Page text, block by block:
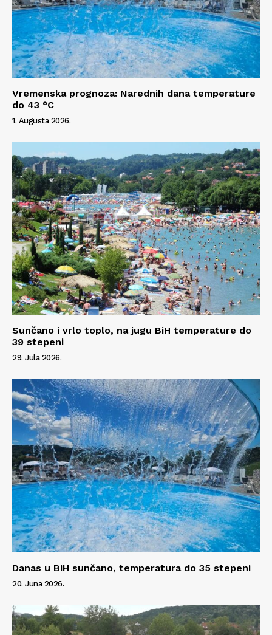
Info
O nama
Kontakt
Impressum
Vremenska prognoza: Narednih dana temperature
do 43 °C
1. Augusta 2026.
Sunčano i vrlo toplo, na jugu BiH temperature do
39 stepeni
29. Jula 2026.
Danas u BiH sunčano, temperatura do 35 stepeni
20. Juna 2026.